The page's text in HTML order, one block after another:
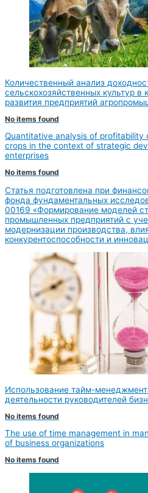
Количественный анализ
сельскохозяйственных культур в
развития предприятий
No items found
Quantitative analysis of profitability
crops in the context of strategic
enterprises
No items found
Статья подготовлена при
фонда фундаментальных
00169 «Формирование моделей
промышленных предприятий с
модернизации производства,
конкурентоспособности и
Использование тайм-
деятельности руководителей
No items found
The use of time management in
of business organizations
No items found